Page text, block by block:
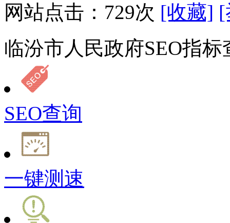
网站点击： 729次 [收藏] [
临汾市人民政府SEO指标
SEO查询
一键测速